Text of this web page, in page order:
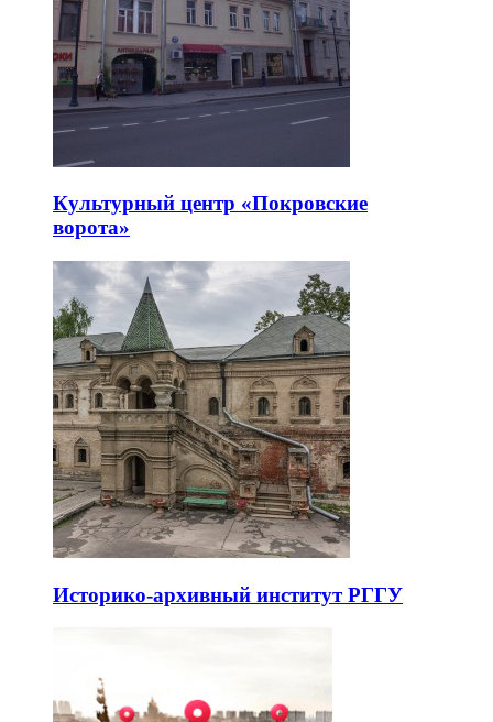
Культурный центр «Покровские
ворота»
Историко-архивный институт РГГУ